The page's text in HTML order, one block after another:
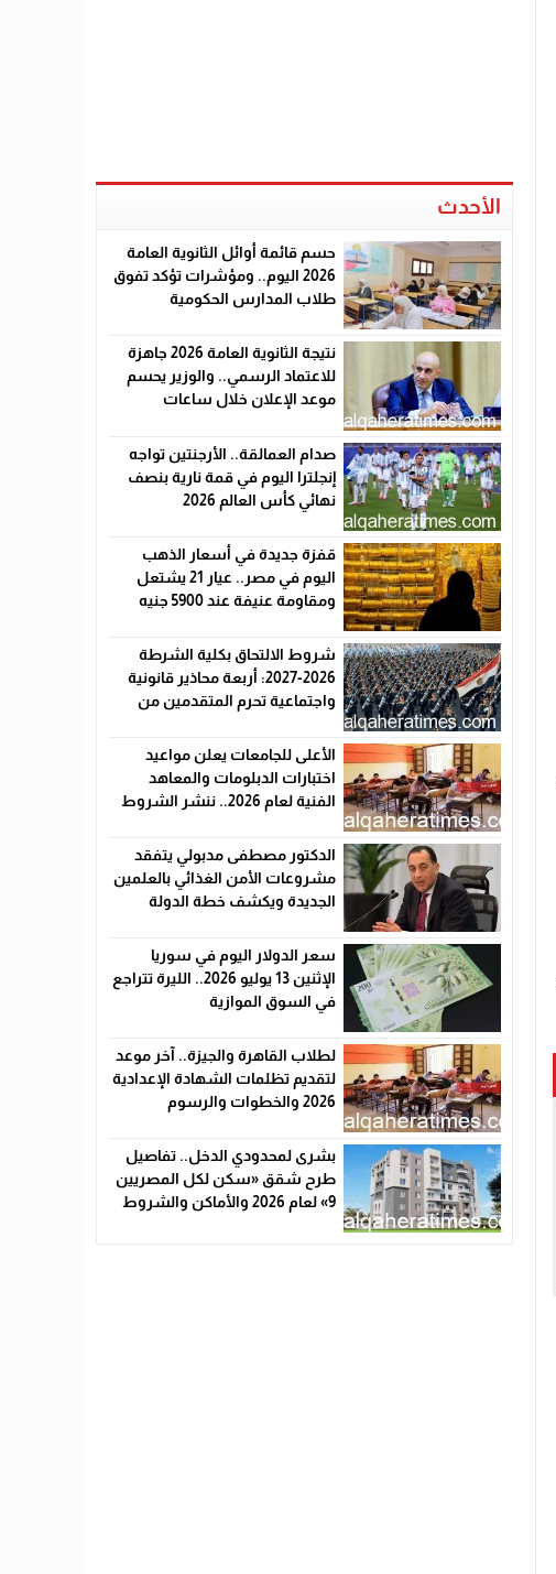
الأحدث
حسم قائمة أوائل الثانوية العامة
2026 اليوم.. ومؤشرات تؤكد تفوق
طلاب المدارس الحكومية
نتيجة الثانوية العامة 2026 جاهزة
للاعتماد الرسمي.. والوزير يحسم
موعد الإعلان خلال ساعات
صدام العمالقة.. الأرجنتين تواجه
إنجلترا اليوم في قمة نارية بنصف
نهائي كأس العالم 2026
قفزة جديدة في أسعار الذهب
اليوم في مصر.. عيار 21 يشتعل
ومقاومة عنيفة عند 5900 جنيه
شروط الالتحاق بكلية الشرطة
2026-2027: أربعة محاذير قانونية
واجتماعية تحرم المتقدمين من
الأعلى للجامعات يعلن مواعيد
اختبارات الدبلومات والمعاهد
الفنية لعام 2026.. ننشر الشروط
الدكتور مصطفى مدبولي يتفقد
مشروعات الأمن الغذائي بالعلمين
الجديدة ويكشف خطة الدولة
سعر الدولار اليوم في سوريا
الإثنين 13 يوليو 2026.. الليرة تتراجع
في السوق الموازية
لطلاب القاهرة والجيزة.. آخر موعد
لتقديم تظلمات الشهادة الإعدادية
2026 والخطوات والرسوم
بشرى لمحدودي الدخل.. تفاصيل
طرح شقق «سكن لكل المصريين
9» لعام 2026 والأماكن والشروط